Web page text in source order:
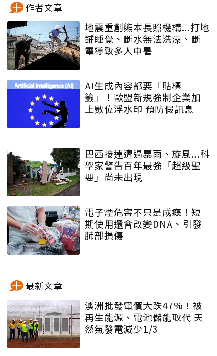
作者文章
地震重創熊本長照機構...打地
鋪睡覺、斷水無法洗澡、斷
電導致多人中暑
AI生成內容都要「貼標
籤」！歐盟新規強制企業加
上數位浮水印 預防假訊息
巴西接連遭遇暴雨、旋風...科
學家警告百年最強「超級聖
嬰」尚未出現
電子煙危害不只是成癮！短
期使用還會改變DNA、引發
肺部損傷
最新文章
澳洲批發電價大跌47%！被
再生能源、電池儲能取代 天
然氣發電減少1/3